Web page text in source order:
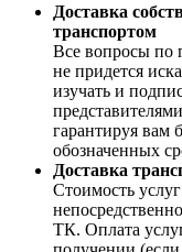
Доставка
транспортом
Все вопросы по
не придется
изучать и
гарантируя вам
обозначенных
Доставка
Стоимость
ТК. Оплата